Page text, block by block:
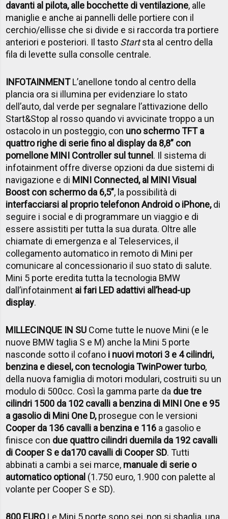
davanti al pilota, alle bocchette di ventilazione, alle
maniglie e anche ai pannelli delle portiere con il
cerchio/ellisse che si divide e si raccorda tra portiere
anteriori e posteriori. Il tasto Startsta al centro della
fila di levette sulla consolle centrale.
INFOTAINMENTL’anellone tondo al centro della
plancia ora si illumina per evidenziare lo stato
dell’auto, dal verde per segnalare l’attivazione dello
Start&Stop al rosso quando vi avvicinate troppo a un
ostacolo in un posteggio, con uno schermo TFT a
quattro righe di serie fino al display da 8,8” con
pomellone MINI Controller sul tunnel. Il sistema di
infotainment offre diverse opzioni da due sistemi di
navigazione e di MINI Connected, al MINI Visual
Boost con schermo da 6,5”, la possibilità di
interfacciarsi al proprio telefonon Android o iPhone,di
seguire i social e di programmare un viaggio e di
essere assistiti per tutta la sua durata. Oltre alle
chiamate di emergenza e al Teleservices, il
collegamento automatico in remoto di Mini per
comunicare al concessionario il suo stato di salute.
Mini 5 porte eredita tutta la tecnologia BMW
dall’infotainment ai fari LED adattivi all’head-up
display.
MILLECINQUE IN SU Come tutte le nuove Mini (e le
nuove BMW taglia S e M) anche la Mini 5 porte
nasconde sotto il cofano i nuovi motori 3 e 4 cilindri,
benzina e diesel, con tecnologia TwinPower turbo,
della nuova famiglia di motori modulari, costruiti su un
modulo di 500cc. Così la gamma parte da due tre
cilindri 1500 da 102 cavalli a benzina di MINI One e 95
a gasolio di Mini One D,prosegue con le versioni
Cooper da 136 cavalli a benzina e 116 a gasolio e
finisce con due quattro cilindri duemila da 192 cavalli
di Cooper S e da170 cavalli di Cooper SD. Tutti
abbinati a cambi a sei marce, manuale di serie o
automatico optional (1.750 euro, 1.900 con palette al
volante per Cooper S e SD).
800 EURO Le Mini 5 porte sono sei, non si sbaglia, una